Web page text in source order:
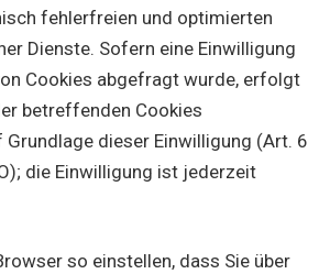
fehlerfreien und optimierten
Dienste. Sofern eine Einwilligung
Cookies abgefragt wurde, erfolgt
betreffenden Cookies
dieser Einwilligung (Art. 6
die Einwilligung ist jederzeit
so einstellen, dass Sie über